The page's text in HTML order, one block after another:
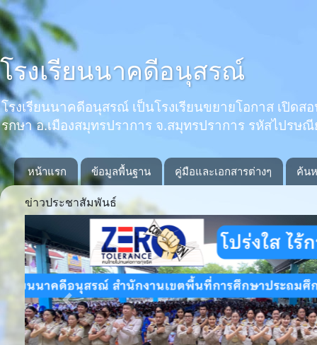
โรงเรียนนาคดีอนุสรณ์
โรงเรียนนาคดีอนุสรณ์ เป็นโรงเรียนขยายโอกาส เปิ
รกษา อ.เมืองสมุทรปราการ จ.สมุทรปราการ รหัสไปรษ
หน้าแรก ข้อมูลพื้นฐาน คู่มือและเอกสารต่างๆ ค้น
ข่าวประชาสัมพันธ์
Previous